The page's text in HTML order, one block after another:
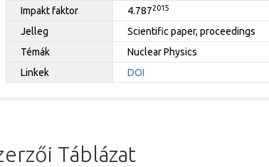
Impakt faktor 4.7872015
Jelleg
Scientific paper, proceedings
Témák
Nuclear Physics
Linkek
DOI
Táblázat